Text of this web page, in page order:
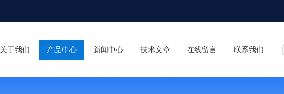
关于我们 产品中心 新闻中心 技术文章 在线留言 联系我们